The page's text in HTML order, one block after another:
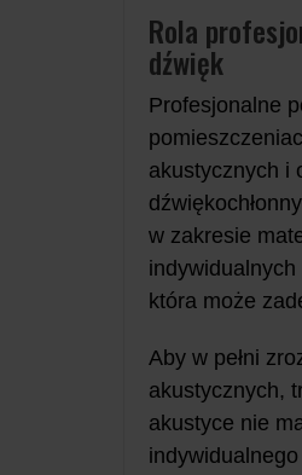
Rola
dźwięk
Profesjonalne
akustycznych i
w zakresie
która może
Aby w pełni
akustycznych,
akustyce nie